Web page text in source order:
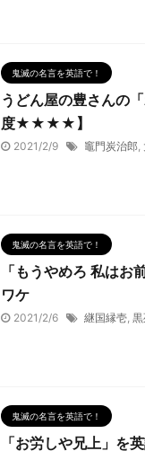
鬼滅の名言を英語で！
うどん屋の豊さんの
度★★★★】
2021/2/9 竈門炭治郎,
鬼滅の名言を英語で！
「もうやめろ 私は
ワケ
2021/2/6 継国縁壱,
鬼滅の名言を英語で！
「お労しや兄上」